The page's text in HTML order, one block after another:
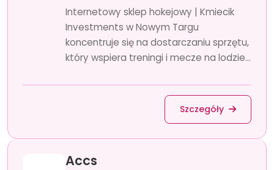
Internetowy sklep hokejowy | Kmiecik
Investments w Nowym Targu
koncentruje się na dostarczaniu sprzętu,
który wspiera treningi i mecze na lodzie...
Szczegóły
Accs